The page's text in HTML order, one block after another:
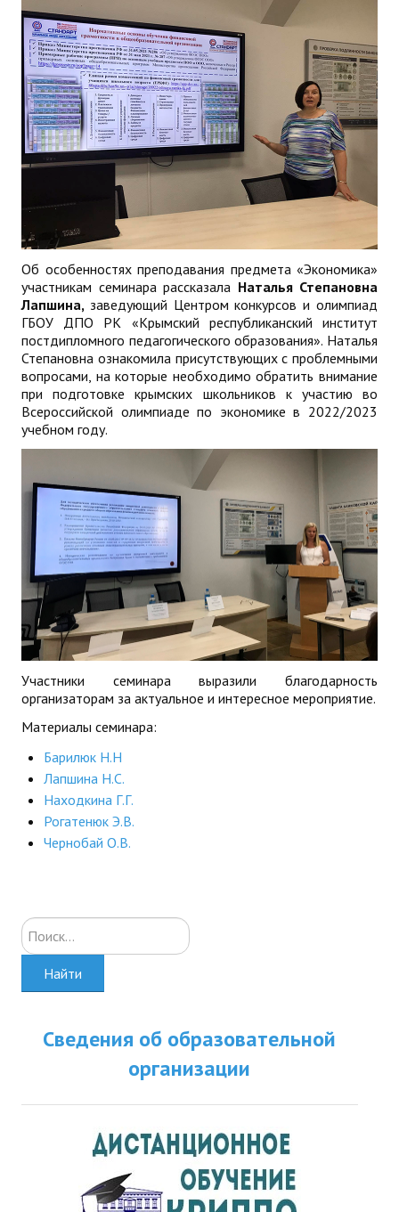
Об особенностях преподавания предмета «Экономика»
участникам семинара рассказала Наталья Степановна
Лапшина, заведующий Центром конкурсов и олимпиад
ГБОУ ДПО РК «Крымский республиканский институт
постдипломного педагогического образования». Наталья
Степановна ознакомила присутствующих с проблемными
вопросами, на которые необходимо обратить внимание
при подготовке крымских школьников к участию во
Всероссийской олимпиаде по экономике в 2022/2023
учебном году.
Участники семинара выразили благодарность
организаторам за актуальное и интересное мероприятие.
Материалы семинара:
Барилюк Н.Н
Лапшина Н.С.
Находкина Г.Г.
Рогатенюк Э.В.
Чернобай О.В.
Искать...
Найти
Сведения об образовательной
организации